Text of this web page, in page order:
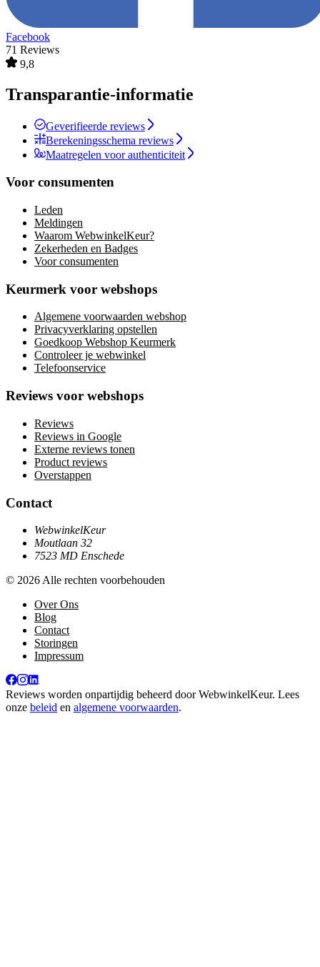
Facebook
71 Reviews
9,8
Transparantie-informatie
Geverifieerde reviews
Berekeningsschema reviews
Maatregelen voor authenticiteit
Voor consumenten
Leden
Meldingen
Waarom WebwinkelKeur?
Zekerheden en Badges
Voor consumenten
Keurmerk voor webshops
Algemene voorwaarden webshop
Privacyverklaring opstellen
Goedkoop Webshop Keurmerk
Controleer je webwinkel
Telefoonservice
Reviews voor webshops
Reviews
Reviews in Google
Externe reviews tonen
Product reviews
Overstappen
Contact
WebwinkelKeur
Moutlaan 32
7523 MD Enschede
© 2026 Alle rechten voorbehouden
Over Ons
Blog
Contact
Storingen
Impressum
Reviews worden onpartijdig beheerd doorWebwinkelKeur. Lees
onze beleid en algemene voorwaarden.